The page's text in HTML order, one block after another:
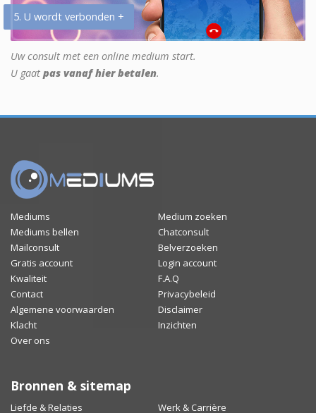
5. U wordt verbonden +
Uw consult met een online medium start.
U gaat pas vanaf hier betalen.
Mediums
Medium zoeken
Mediums bellen
Chatconsult
Mailconsult
Belverzoeken
Gratis account
Login account
Kwaliteit
F.A.Q
Contact
Privacybeleid
Algemene voorwaarden
Disclaimer
Klacht
Inzichten
Over ons
Bronnen & sitemap
Liefde & Relaties Werk & Carrière